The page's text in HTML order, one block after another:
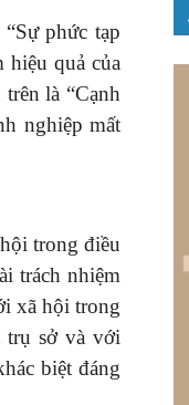
phức tạp
hiệu quả của
là “Cạnh
nghiệp mất
trong điều
trách nhiệm
xã hội trong
trụ sở và với
biệt đáng